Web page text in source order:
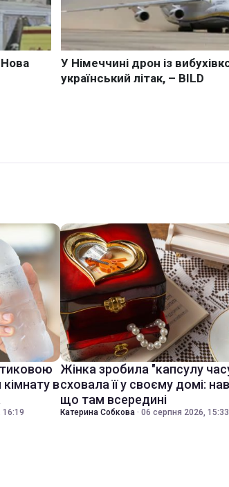
в
16:19
Жінка зробила "капсулу
сховала її у своєму домі:
що там всередині
Катерина Собкова · 06 серпня 2026, 15:33